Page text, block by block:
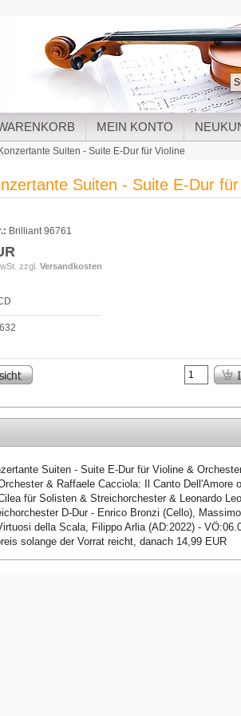
MEIN KONTO
Suiten - Suite E-Dur für Violine
Suiten - Suite E-Dur
Brilliant 96761
zzgl. Versandkosten
Suiten - Suite E-Dur für Violine &
& Raffaele Cacciola: Il Canto Dell'Amore
für Solisten & Streichorchester & Leonardo
D-Dur - Enrico Bronzi (Cello),
della Scala, Filippo Arlia (AD:2022) -
solange der Vorrat reicht, danach 14,99 EUR